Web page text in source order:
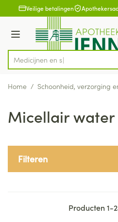
Ga naar de inhoud
1 van 1Veilige betalingen
Menu
Product, merk, categorie...
Home / Schoonheid, verzorging
Micellair water
Filteren
Producten1-